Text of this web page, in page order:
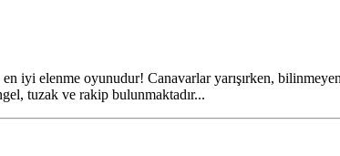
iyi elenme oyunudur! Canavarlar yarışırken,
tuzak ve rakip bulunmaktadır...